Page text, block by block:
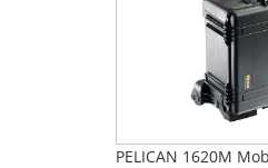
PELICAN 1620M